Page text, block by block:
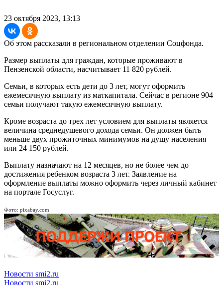
23 октября 2023, 13:13
Об этом рассказали в региональном отделении Соцфонда.
Размер выплаты для граждан, которые проживают в
Пензенской области, насчитывает 11 820 рублей.
Семьи, в которых есть дети до 3 лет, могут оформить
ежемесячную выплату из маткапитала. Сейчас в регионе 904
семьи получают такую ежемесячную выплату.
Кроме возраста до трех лет условием для выплаты является
величина среднедушевого дохода семьи. Он должен быть
меньше двух прожиточных минимумов на душу населения
или 24 150 рублей.
Выплату назначают на 12 месяцев, но не более чем до
достижения ребенком возраста 3 лет. Заявление на
оформление выплаты можно оформить через личный кабинет
на портале Госуслуг.
Фото: pixabay.com
Новости smi2.ru
Новости smi2.ru